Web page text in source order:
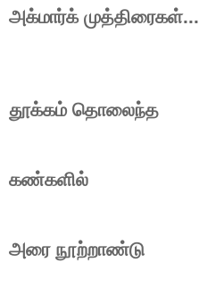
அக்மார்க் முத்திரைகள்...
தூக்கம் தொலைந்த
கண்களில்
அரை நூற்றாண்டு